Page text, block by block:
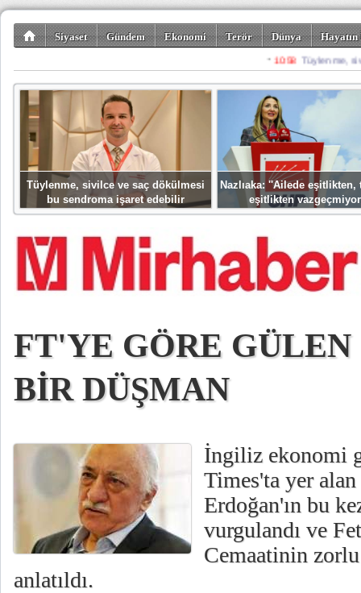
Siyaset Gündem Ekonomi Terör Dünya
Spor Misafir
Tüylenme, sivilce ve saç dökülmesi
bu sendroma işaret edebilir
Nazlıaka: ''Ailede eşitlikten,
eşitlikten
FT'YE GÖRE
BİR DÜŞMAN
İngiliz ekonomi
Times'ta yer
Erdoğan'ın bu
vurgulandı ve
Cemaatinin
anlatıldı.